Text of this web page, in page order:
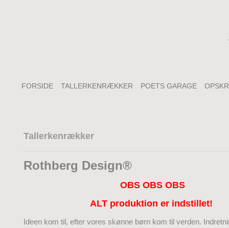
FORSIDE TALLERKENRÆKKER POETS GARAGE
Tallerkenrækker
Rothberg Design®
OBS OBS OBS
ALT produktion er indstillet!
Ideen kom til, efter vores skønne børn kom til verden.